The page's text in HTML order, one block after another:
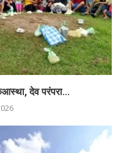
देव परंपरा...